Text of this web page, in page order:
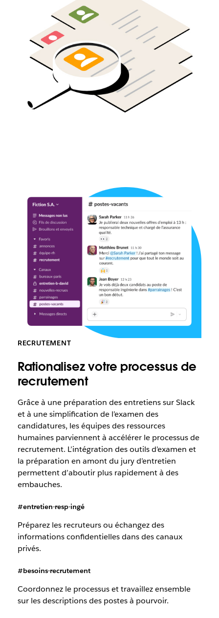
RECRUTEMENT
Rationalisez votre processus de
recrutement
Grâce à une préparation des entretiens sur Slack
et à une simplification de l’examen des
candidatures, les équipes des ressources
humaines parviennent à accélérer le processus de
recrutement. L’intégration des outils d’examen et
la préparation en amont du jury d’entretien
permettent d’aboutir plus rapidement à des
embauches.
#entretien-resp-ingé
Préparez les recruteurs ou échangez des
informations confidentielles dans des canaux
privés.
#besoins-recrutement
Coordonnez le processus et travaillez ensemble
sur les descriptions des postes à pourvoir.